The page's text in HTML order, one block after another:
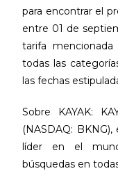
para encontrar el
entre 01 de
tarifa
todas las
las fechas
Sobre KAYAK:
(NASDAQ:
líder en el
búsquedas en